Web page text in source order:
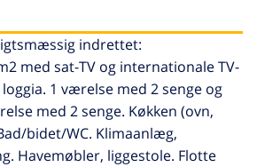
indrettet:
med sat-TV og internationale TV-
1 værelse med 2 senge og
med 2 senge. Køkken (ovn,
bidet/WC. Klimaanlæg,
Havemøbler, liggestole. Flotte